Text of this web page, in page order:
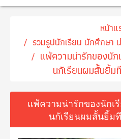
หน้าแ
รวมรูปนักเรียน นักศึกษา
แพ้ความน่ารักของนั
นกัเรียนผมสั้นยิ้ม
แพ้ความน่ารักของนักเ
นกัเรียนผมสั้นยิ้ม